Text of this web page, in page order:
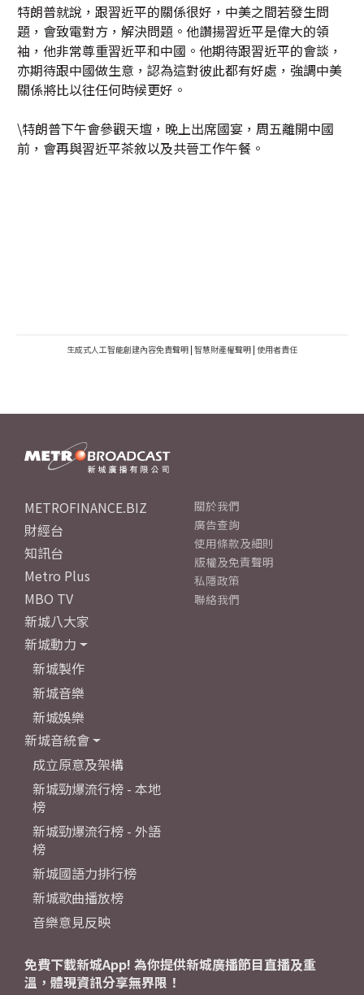
特朗普就說，跟習近平的關係很好，中美之間若發生問
題，會致電對方，解決問題。他讚揚習近平是偉大的領
袖，他非常尊重習近平和中國。他期待跟習近平的會談，
亦期待跟中國做生意，認為這對彼此都有好處，強調中美
關係將比以往任何時候更好。
\特朗普下午會參觀天壇，晚上出席國宴，周五離開中國
前，會再與習近平茶敘以及共晉工作午餐。
生成式人工智能創建內容免責聲明 | 智慧財產權聲明 | 使用者責任
METROFINANCE.BIZ
財經台
知訊台
Metro Plus
MBO TV
新城八大家
新城動力
新城製作
新城音樂
新城娛樂
新城音統會
成立原意及架構
新城勁爆流行榜 - 本地
榜
新城勁爆流行榜 - 外語
榜
新城國語力排行榜
新城歌曲播放榜
音樂意見反映
關於我們
廣告查詢
使用條款及細則
版權及免責聲明
私隱政策
聯絡我們
免費下載新城App! 為你提供新城廣播節目直播及重
溫，體現資訊分享無界限！